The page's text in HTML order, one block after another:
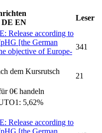
DE EN
Leser
Release according to
[the German
objective of Europe-
341
dem Kursrutsch
21
0€ handeln
5,62%
Release according to
[the German